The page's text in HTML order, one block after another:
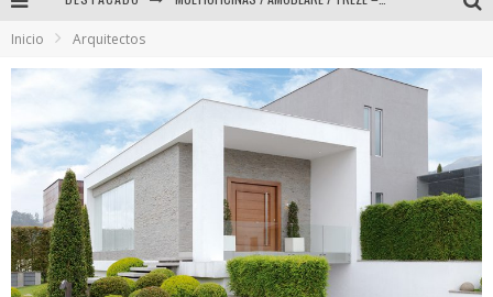
ADRIANA HOYOS DESIGN STUDIO – Especial Interiorismo & Decoración 2026
Inicio Arquitectos